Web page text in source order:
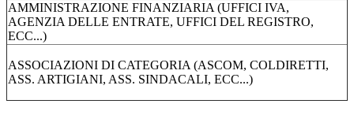
AMMINISTRAZIONE FINANZIARIA (UFFICI IVA,
AGENZIA DELLE ENTRATE, UFFICI DEL REGISTRO,
ECC...)
ASSOCIAZIONI DI CATEGORIA (ASCOM, COLDIRETTI,
ASS. ARTIGIANI, ASS. SINDACALI, ECC...)